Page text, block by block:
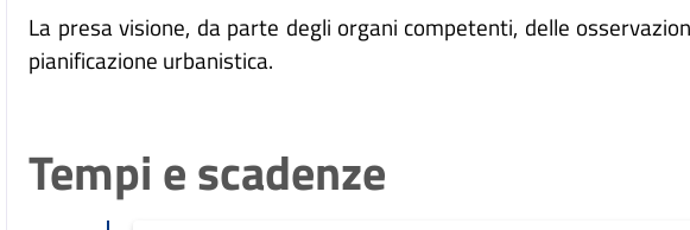
La presa visione, da parte degli organi competenti, delle
pianificazione urbanistica.
Tempi e scadenze